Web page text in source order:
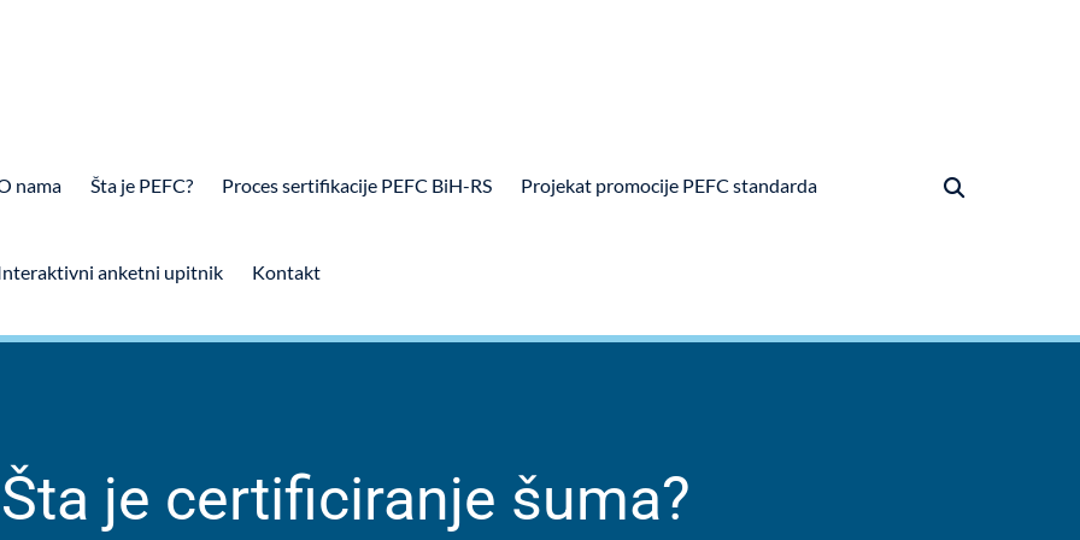
nama Šta je PEFC? Proces sertifikacije PEFC BiH-RS Projekat promocije PEFC standarda
anketni upitnik Kontakt
Šta je certificiranje šuma?